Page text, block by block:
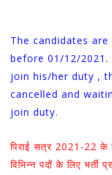
The candidates
before 01/12/
join his/her duty ,
cancelled and
join duty.
पिराई सत्र 2021-22
विभिन्न पदों के लिए भर्ती